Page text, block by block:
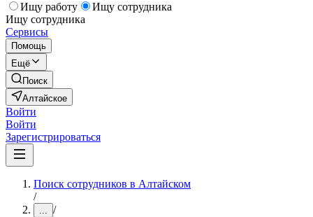
Ищу работу
Ищу сотрудника
Ищу сотрудника
Сервисы
Помощь
Ещё
Поиск
Алтайское
Войти
Войти
Зарегистрироваться
Поиск сотрудников в Алтайском
/
... /